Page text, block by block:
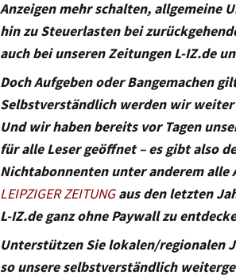
Anzeigen mehr schalten, allgemeine
hin zu Steuerlasten bei
auch bei unseren Zeitungen L-IZ.de
Doch Aufgeben oder Bangemachen
Selbstverständlich werden wir
Und wir haben bereits vor Tagen
für alle Leser geöffnet – es gibt also
Nichtabonnenten unter anderem alle
LEIPZIGER ZEITUNGaus den letzten
L-IZ.de ganz ohne Paywall zu
Unterstützen Sie lokalen/regionalen
so unsere selbstverständlich